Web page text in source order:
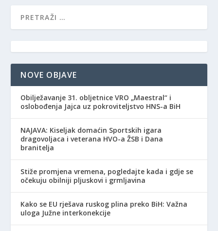
NOVE OBJAVE
Obilježavanje 31. obljetnice VRO „Maestral“ i
oslobođenja Jajca uz pokroviteljstvo HNS-a BiH
NAJAVA: Kiseljak domaćin Sportskih igara
dragovoljaca i veterana HVO-a ŽSB i Dana
branitelja
Stiže promjena vremena, pogledajte kada i gdje se
očekuju obilniji pljuskovi i grmljavina
Kako se EU rješava ruskog plina preko BiH: Važna
uloga Južne interkonekcije